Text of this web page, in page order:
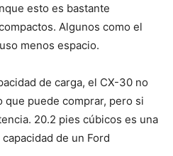
esto es bastante
Algunos como el
menos espacio.
de carga, el CX-30 no
que puede comprar, pero si
20.2 pies cúbicos es una
de un Ford